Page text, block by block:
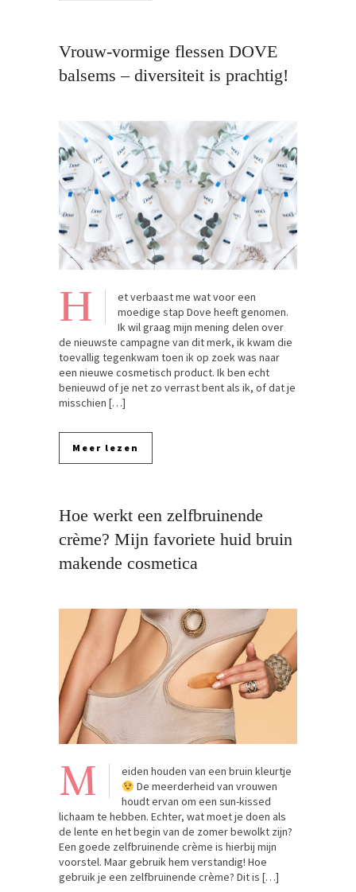
Vrouw-vormige flessen DOVE
balsems – diversiteit is prachtig!
H
et verbaast me wat voor een
moedige stap Dove heeft genomen.
Ik wil graag mijn mening delen over
de nieuwste campagne van dit merk, ik kwam die
toevallig tegenkwam toen ik op zoek was naar
een nieuwe cosmetisch product. Ik ben echt
benieuwd of je net zo verrast bent als ik, of dat je
misschien […]
Meer lezen
Hoe werkt een zelfbruinende
crème? Mijn favoriete huid bruin
makende cosmetica
M
eiden houden van een bruin kleurtje
De meerderheid van vrouwen
houdt ervan om een sun-kissed
lichaam te hebben. Echter, wat moet je doen als
de lente en het begin van de zomer bewolkt zijn?
Een goede zelfbruinende crème is hierbij mijn
voorstel. Maar gebruik hem verstandig! Hoe
gebruik je een zelfbruinende crème? Dit is […]